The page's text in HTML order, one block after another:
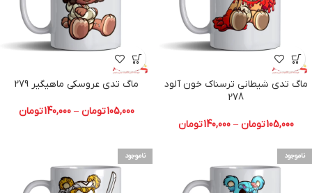
ماگ تدی شیطانی ترسناک خون آلود
278
105,000تومان –
140,000تومان
ماگ تدی عروسکی ماهیگیر 279
105,000تومان –
140,000تومان
ناموجود ناموجود